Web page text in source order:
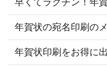
年賀状の宛名印刷の
年賀状印刷をお得に